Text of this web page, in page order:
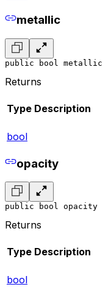
metallic
public bool metallic
Returns
Type Description
bool
opacity
public bool opacity
Returns
Type Description
bool